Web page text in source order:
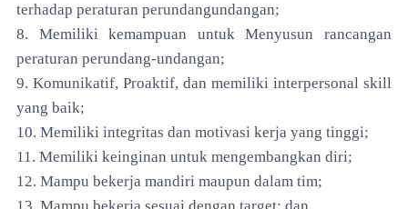
terhadap peraturan perundangundangan;
8. Memiliki kemampuan untuk Menyusun rancangan
peraturan perundang-undangan;
9. Komunikatif, Proaktif, dan memiliki interpersonal skill
yang baik;
10. Memiliki integritas dan motivasi kerja yang tinggi;
11. Memiliki keinginan untuk mengembangkan diri;
12. Mampu bekerja mandiri maupun dalam tim;